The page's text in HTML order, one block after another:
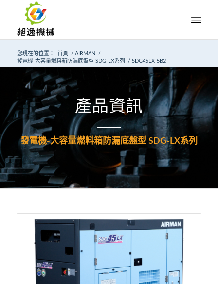
您現在的位置： 首頁 / AIRMAN
/
發電機-大容量燃料箱防漏底盤型 SDG-LX系列
/ SDG45LX-5B2
產品資訊
發電機-大容量燃料箱防漏底盤型 SDG-LX系列